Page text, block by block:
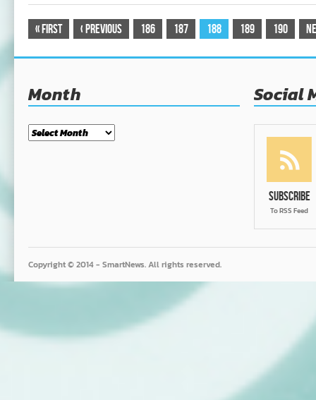
« First ‹ Previous 186 187 188 189 190
Month
Month
Social
Subscribe
To RSS Feed
Copyright © 2014 - SmartNews. All rights reserved.